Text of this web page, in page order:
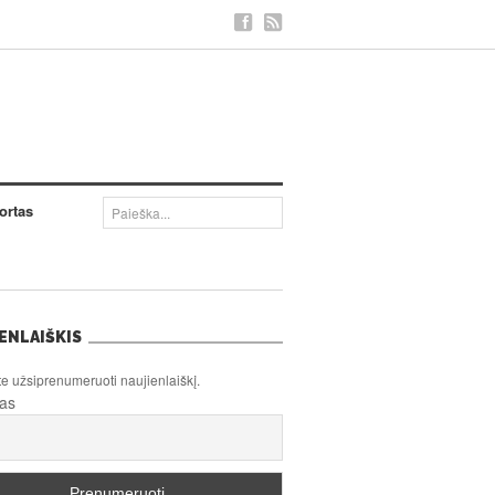
užsiprenumeruoti naujienlaiškį.